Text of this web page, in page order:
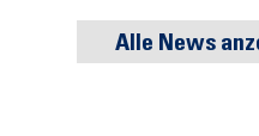
Alle News